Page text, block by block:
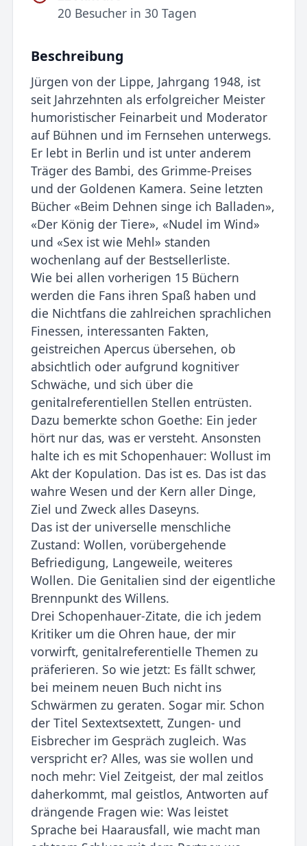
20 Besucher in 30 Tagen
Beschreibung
Jürgen von der Lippe, Jahrgang 1948, ist
seit Jahrzehnten als erfolgreicher Meister
humoristischer Feinarbeit und Moderator
auf Bühnen und im Fernsehen unterwegs.
Er lebt in Berlin und ist unter anderem
Träger des Bambi, des Grimme-Preises
und der Goldenen Kamera. Seine letzten
Bücher «Beim Dehnen singe ich Balladen»,
«Der König der Tiere», «Nudel im Wind»
und «Sex ist wie Mehl» standen
wochenlang auf der Bestsellerliste.
Wie bei allen vorherigen 15 Büchern
werden die Fans ihren Spaß haben und
die Nichtfans die zahlreichen sprachlichen
Finessen, interessanten Fakten,
geistreichen Apercus übersehen, ob
absichtlich oder aufgrund kognitiver
Schwäche, und sich über die
genitalreferentiellen Stellen entrüsten.
Dazu bemerkte schon Goethe: Ein jeder
hört nur das, was er versteht. Ansonsten
halte ich es mit Schopenhauer: Wollust im
Akt der Kopulation. Das ist es. Das ist das
wahre Wesen und der Kern aller Dinge,
Ziel und Zweck alles Daseyns.
Das ist der universelle menschliche
Zustand: Wollen, vorübergehende
Befriedigung, Langeweile, weiteres
Wollen. Die Genitalien sind der eigentliche
Brennpunkt des Willens.
Drei Schopenhauer-Zitate, die ich jedem
Kritiker um die Ohren haue, der mir
vorwirft, genitalreferentielle Themen zu
präferieren. So wie jetzt: Es fällt schwer,
bei meinem neuen Buch nicht ins
Schwärmen zu geraten. Sogar mir. Schon
der Titel Sextextsextett, Zungen- und
Eisbrecher im Gespräch zugleich. Was
verspricht er? Alles, was sie wollen und
noch mehr: Viel Zeitgeist, der mal zeitlos
daherkommt, mal geistlos, Antworten auf
drängende Fragen wie: Was leistet
Sprache bei Haarausfall, wie macht man